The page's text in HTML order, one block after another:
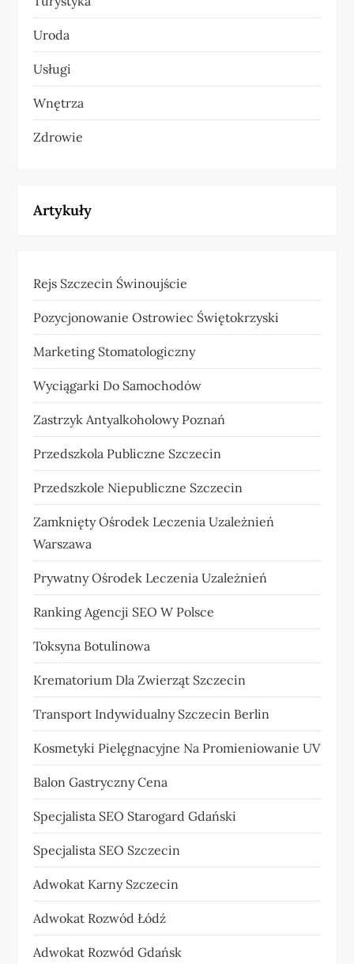
Uroda
Usługi
Wnętrza
Zdrowie
Artykuły
Rejs Szczecin Świnoujście
Pozycjonowanie Ostrowiec Świętokrzyski
Marketing Stomatologiczny
Wyciągarki Do Samochodów
Zastrzyk Antyalkoholowy Poznań
Przedszkola Publiczne Szczecin
Przedszkole Niepubliczne Szczecin
Zamknięty Ośrodek Leczenia Uzależnień
Warszawa
Prywatny Ośrodek Leczenia Uzależnień
Ranking Agencji SEO W Polsce
Toksyna Botulinowa
Krematorium Dla Zwierząt Szczecin
Transport Indywidualny Szczecin Berlin
Kosmetyki Pielęgnacyjne Na Promieniowanie UV
Balon Gastryczny Cena
Specjalista SEO Starogard Gdański
Specjalista SEO Szczecin
Adwokat Karny Szczecin
Adwokat Rozwód Łódź
Adwokat Rozwód Gdańsk